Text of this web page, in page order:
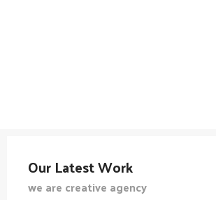
Our Latest Work
we are creative agency